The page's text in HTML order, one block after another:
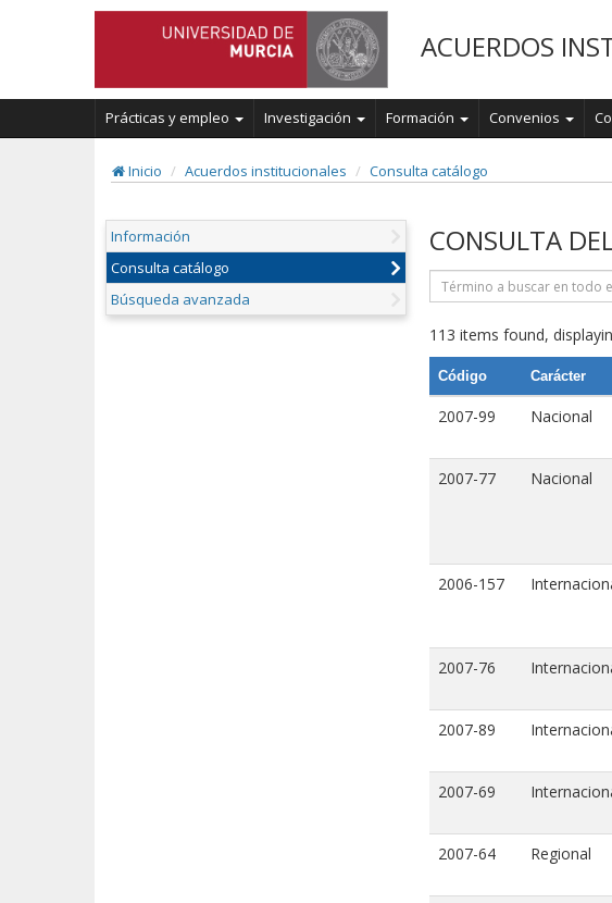
ACUERDOS
Prácticas y empleo Investigación Formación Convenios
Inicio Acuerdos institucionales Consulta catálogo
Información
Consulta catálogo
Búsqueda avanzada
CONSULTA
113 items found,
Código Carácter
2007-99 Nacional
2007-77 Nacional
2006-157
2007-76
2007-89
2007-69
2007-64 Regional